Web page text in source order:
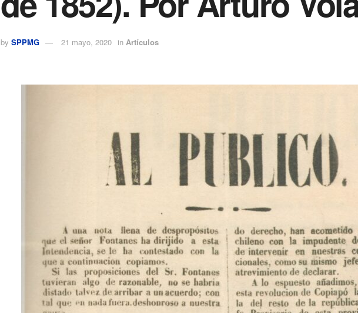
by SPPMG 21 mayo, 2020 in Artículos